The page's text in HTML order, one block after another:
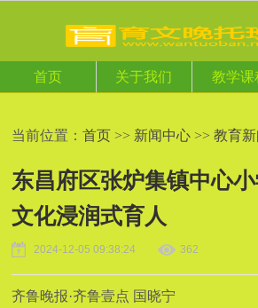
首页 关于我们 教学课
当前位置：首页 >> 新闻中心 >>教育新
东昌府区张炉集镇中心
文化浸润式育人
2024-12-05 09:38:24 362
齐鲁晚报·齐鲁壹点 国晓宁